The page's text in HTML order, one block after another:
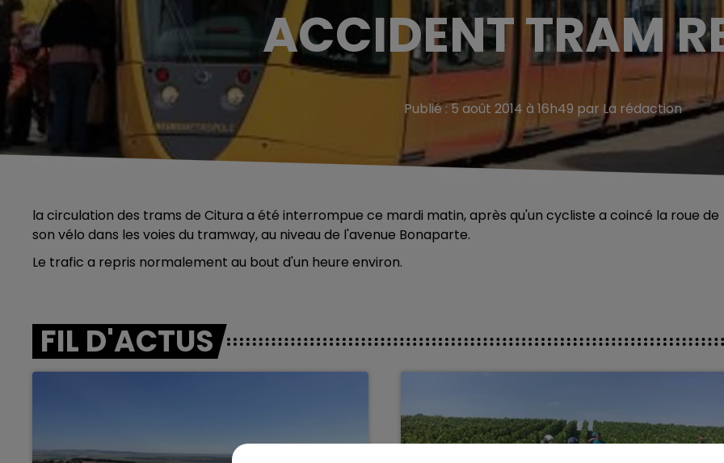
ACCIDENT TRAM
Publié : 5 août 2014 à 16h49 par La rédaction
la circulation des trams de Citura a été interrompue ce mardi matin, après qu'un cycliste a coincé la roue de
son vélo dans les voies du tramway, au niveau de l'avenue Bonaparte.
Le trafic a repris normalement au bout d'un heure environ.
FIL D'ACTUS